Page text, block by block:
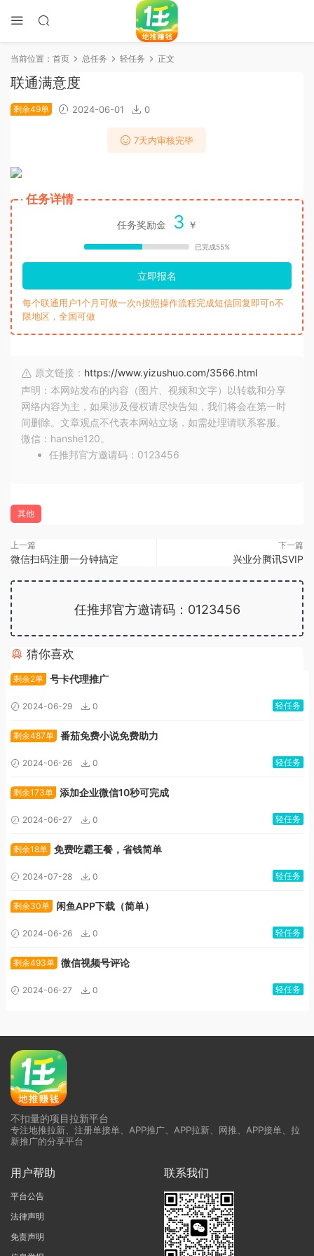
当前位置： 首页 总任务 轻任务 正文
联通满意度
剩余49单 2024-06-01 0
7天内审核完毕
任务详情
任务奖励金 3 ￥
已完成55%
立即报名
每个联通用户1个月可做一次n按照操作流程完成短信回复即可n不
限地区，全国可做
原文链接： https://www.yizushuo.com/3566.html
声明：本网站发布的内容（图片、视频和文字）以转载和分享
网络内容为主，如果涉及侵权请尽快告知，我们将会在第一时
间删除。文章观点不代表本网站立场，如需处理请联系客服。
微信：hanshe120。
任推邦官方邀请码：0123456
其他
上一篇
微信扫码注册一分钟搞定
下一篇
兴业分腾讯SVIP
任推邦官方邀请码：0123456
猜你喜欢
剩余2单 号卡代理推广
2024-06-29 0 轻任务
剩余487单 番茄免费小说免费助力
2024-06-26 0 轻任务
剩余173单 添加企业微信10秒可完成
2024-06-27 0 轻任务
剩余18单 免费吃霸王餐，省钱简单
2024-07-28 0 轻任务
剩余30单 闲鱼APP下载（简单）
2024-06-26 0 轻任务
剩余493单 微信视频号评论
2024-06-27 0 轻任务
不扣量的项目拉新平台
专注地推拉新、注册单接单、APP推广、APP拉新、网推、APP接单、拉
新推广的分享平台
用户帮助
平台公告
法律声明
免责声明
联系我们